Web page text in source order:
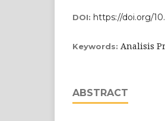
DOI: https://doi.org/
Keywords: Analisis
ABSTRACT